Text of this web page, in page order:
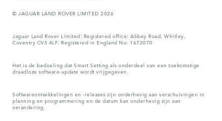
© JAGUAR LAND ROVER LIMITED 2026
Jaguar Land Rover Limited: Registered office: Abbey Road, Whitley,
Coventry CV3 4LF. Registered in England No: 1672070
Het is de bedoeling dat Smart Setting als onderdeel van een toekomstige
draadloze software-update wordt vrijgegeven.
Softwareontwikkelingen en -releases zijn onderhevig aan verschuivingen in
planning en programmering en de datum kan onderhevig zijn aan
verandering.